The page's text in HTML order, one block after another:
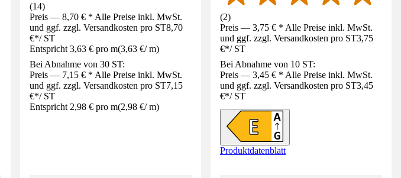
(14)
Preis — 8,70 € * Alle Preise inkl. MwSt.
und ggf. zzgl. Versandkosten pro ST8,70
€*/ ST
Entspricht 3,63 € pro m(3,63 €/ m)
Bei Abnahme von 30 ST:
Preis — 7,15 € * Alle Preise inkl. MwSt.
und ggf. zzgl. Versandkosten pro ST7,15
€*/ ST
Entspricht 2,98 € pro m(2,98 €/ m)
(2)
Preis — 3,75 € * Alle Preise inkl. MwSt.
und ggf. zzgl. Versandkosten pro ST3,75
€*/ ST
Bei Abnahme von 10 ST:
Preis — 3,45 € * Alle Preise inkl. MwSt.
und ggf. zzgl. Versandkosten pro ST3,45
€*/ ST
Produktdatenblatt